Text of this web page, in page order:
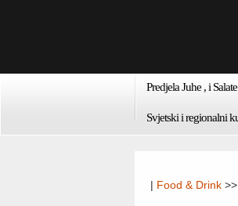
Predjela Juhe , i Salate
Svjetski i regionalni
| Food & Drink >>